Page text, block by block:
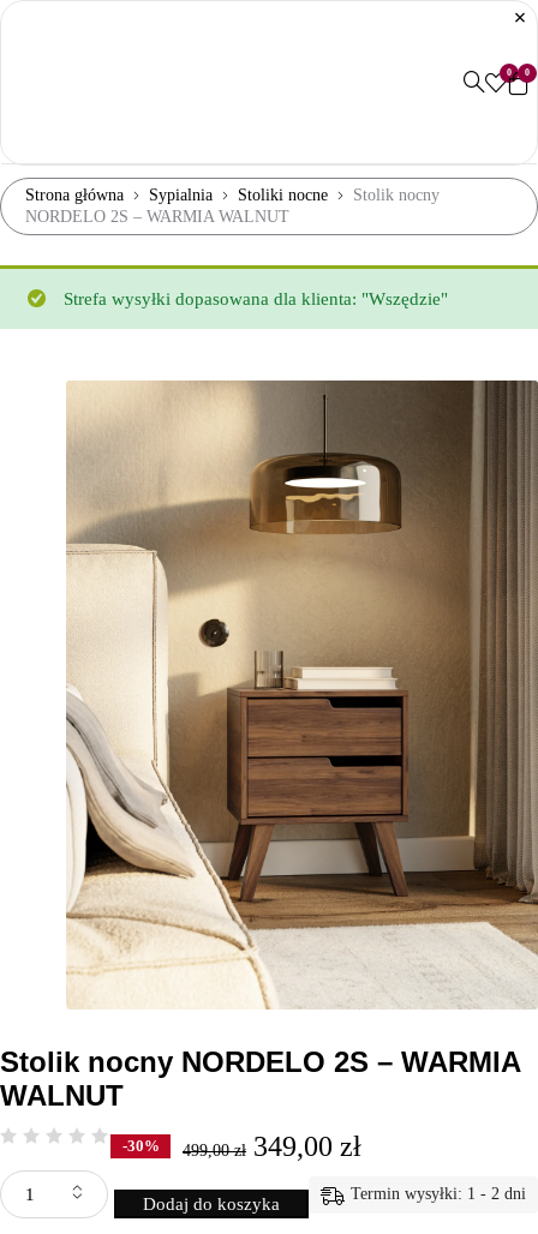
0 0
Strona główna Sypialnia Stoliki nocne
Stolik nocny
NORDELO 2S – WARMIA WALNUT
Strefa wysyłki dopasowana dla klienta: "Wszędzie"
Stolik nocny NORDELO 2S – WARMIA
WALNUT
-30% 499,00zł 349,00 zł
Dodaj do koszyka
Termin wysyłki: 1 - 2 dni